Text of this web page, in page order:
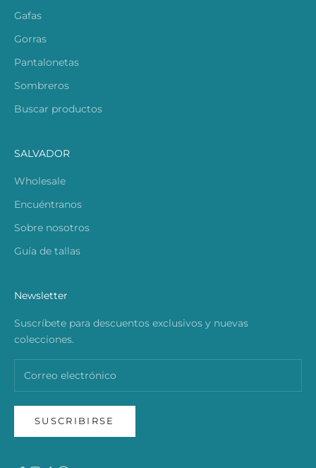
Gafas
Gorras
Pantalonetas
Sombreros
Buscar productos
SALVADOR
Wholesale
Encuéntranos
Sobre nosotros
Guía de tallas
Newsletter
Suscríbete para descuentos exclusivos y nuevas
colecciones.
SUSCRIBIRSE